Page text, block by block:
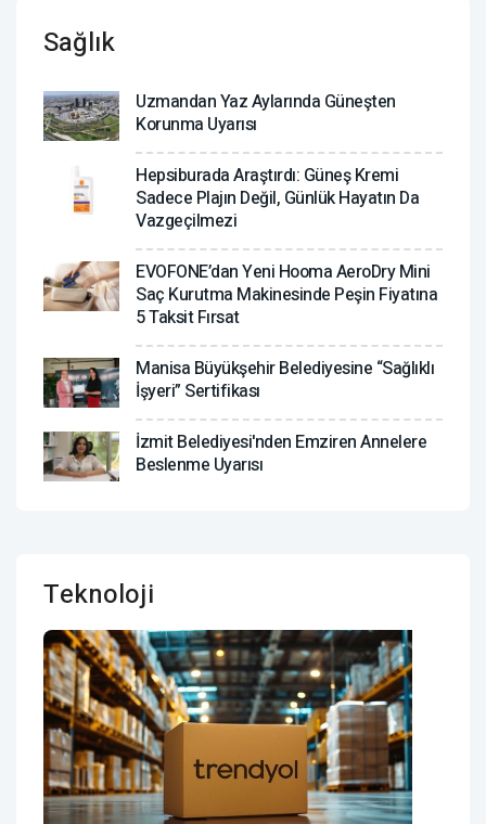
Sağlık
Uzmandan Yaz Aylarında Güneşten
Korunma Uyarısı
Hepsiburada Araştırdı: Güneş Kremi
Sadece Plajın Değil, Günlük Hayatın Da
Vazgeçilmezi
EVOFONE’dan Yeni Hooma AeroDry Mini
Saç Kurutma Makinesinde Peşin Fiyatına
5 Taksit Fırsat
Manisa Büyükşehir Belediyesine “Sağlıklı
İşyeri” Sertifikası
İzmit Belediyesi'nden Emziren Annelere
Beslenme Uyarısı
Teknoloji